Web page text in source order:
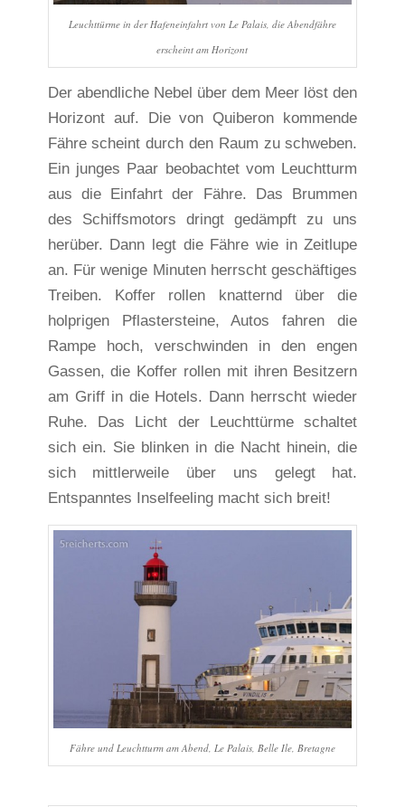
Leuchttürme in der Hafeneinfahrt von Le Palais, die Abendfähre
erscheint am Horizont
Der abendliche Nebel über dem Meer löst den
Horizont auf. Die von Quiberon kommende
Fähre scheint durch den Raum zu schweben.
Ein junges Paar beobachtet vom Leuchtturm
aus die Einfahrt der Fähre. Das Brummen
des Schiffsmotors dringt gedämpft zu uns
herüber. Dann legt die Fähre wie in Zeitlupe
an. Für wenige Minuten herrscht geschäftiges
Treiben. Koffer rollen knatternd über die
holprigen Pflastersteine, Autos fahren die
Rampe hoch, verschwinden in den engen
Gassen, die Koffer rollen mit ihren Besitzern
am Griff in die Hotels. Dann herrscht wieder
Ruhe. Das Licht der Leuchttürme schaltet
sich ein. Sie blinken in die Nacht hinein, die
sich mittlerweile über uns gelegt hat.
Entspanntes Inselfeeling macht sich breit!
Fähre und Leuchtturm am Abend, Le Palais, Belle Ile, Bretagne